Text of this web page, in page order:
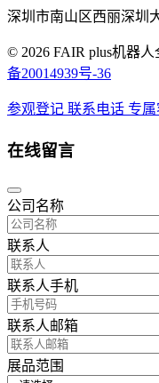
深圳市南山区西丽深圳
© 2026 FAIR plus机器
备20014939号-36
参观登记 联系电话 专属
在线留言
公司名称
联系人
联系人手机
联系人邮箱
展品范围